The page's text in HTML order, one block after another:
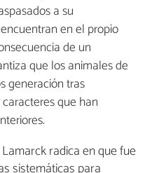
a su
en el propio
de un
que los animales de
generación tras
que han
radica en que fue